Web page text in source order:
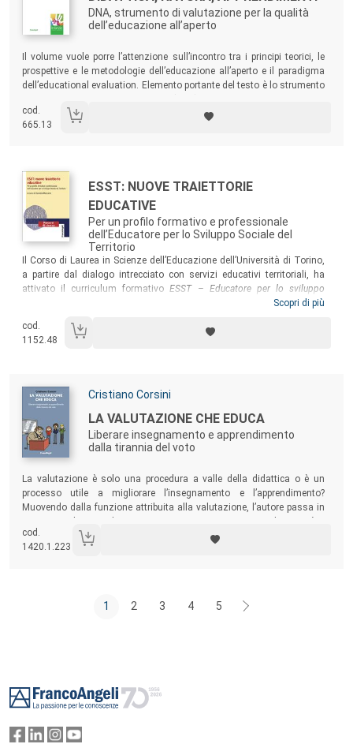
DNA, strumento di valutazione per la qualità
dell’educazione all’aperto
Il volume vuole porre l’attenzione sull’incontro tra i principi teorici, le
prospettive e le metodologie dell’educazione all’aperto e il paradigma
dell’educational evaluation. Elemento portante del testo è lo strumento
monitorare e promuovere la qualità della didattica all’aperto nei servizi
per l’infanzia e nelle scuole e attivare percorsi di Ricerca-Formazione.
cod.
665.13
Autori:
Titolo:
ESST: NUOVE TRAIETTORIE
EDUCATIVE
Per un profilo formativo e professionale
dell’Educatore per lo Sviluppo Sociale del
Territorio
Sommario:
Il Corso di Laurea in Scienze dell’Educazione dell’Università di Torino,
a partire dal dialogo intrecciato con servizi educativi territoriali, ha
attivato il curriculum formativoESST – Educatore per lo sviluppo
per la formazione di educatori con competenze
all’empowerment personale e sociale. Il volume rendiconta gli esiti di
questo itinerario, rivolgendosi agli studenti e ai docenti dei Corsi di
e filosofico interessati alla formazione delle professioni educative.
Scopri di più
cod.
1152.48
Autori:
Cristiano Corsini
Titolo:
LA VALUTAZIONE CHE EDUCA
Liberare insegnamento e apprendimento
dalla tirannia del voto
Sommario:
La valutazione è solo una procedura a valle della didattica o è un
processo utile a migliorare l’insegnamento e l’apprendimento?
Muovendo dalla funzione attribuita alla valutazione, l’autore passa in
strumenti utili ai fini della formulazione di riscontri valutativi validi,
rigorosi e trasformativi.
cod.
1420.1.223
1 2 3 4 5